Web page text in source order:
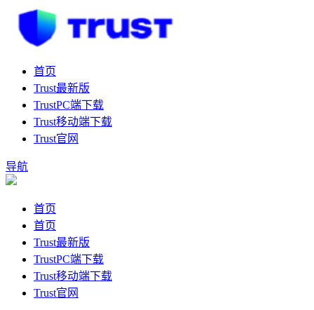
首页
Trust最新版
TrustPC端下载
Trust移动端下载
Trust官网
导航
首页
首页
Trust最新版
TrustPC端下载
Trust移动端下载
Trust官网